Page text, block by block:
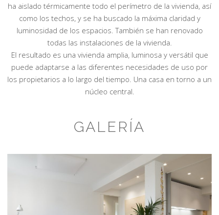
ha aislado térmicamente todo el perímetro de la vivienda, así
como los techos, y se ha buscado la máxima claridad y
luminosidad de los espacios. También se han renovado
todas las instalaciones de la vivienda.
El resultado es una vivienda amplia, luminosa y versátil que
puede adaptarse a las diferentes necesidades de uso por
los propietarios a lo largo del tiempo. Una casa en torno a un
núcleo central.
GALERÍA